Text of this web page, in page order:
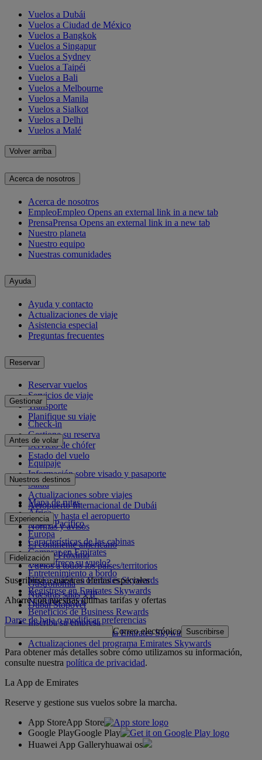
Vuelos a Dubái
Vuelos a Ciudad de México
Vuelos a Bangkok
Vuelos a Singapur
Vuelos a Sydney
Vuelos a Taipéi
Vuelos a Bali
Vuelos a Melbourne
Vuelos a Manila
Vuelos a Sialkot
Vuelos a Delhi
Vuelos a Malé
Volver arriba
Acerca de nosotros
Acerca de nosotros
EmpleoEmpleo Opens an external link in a new tab
PrensaPrensa Opens an external link in a new tab
Nuestro planeta
Nuestro equipo
Nuestras comunidades
Ayuda
Ayuda y contacto
Actualizaciones de viaje
Asistencia especial
Preguntas frecuentes
Reservar
Reservar vuelos
Servicios de viaje
Transporte
Planifique su viaje
Gestionar
Check-in
Gestione su reserva
Servicio de chófer
Estado del vuelo
Antes de volar
Equipaje
Información sobre visado y pasaporte
Salud
Actualizaciones sobre viajes
Aeropuerto Internacional de Dubái
Desde y hasta el aeropuerto
Normas y avisos
Nuestros destinos
Mapa de rutas
África
Asia y Pacífico
Europa
El continente americano
Oriente Próximo
Vuelos a todos los países/territorios
Experiencia
Características de las cabinas
Comprar en Emirates
¿Qué ofrece su vuelo?
Entretenimiento a bordo
Gastronomía
Nuestras salas VIP
Dubai Stopover
Fidelización
Inicie sesión en Emirates Skywards
Regístrese en Emirates Skywards
Nuestros socios
Beneficios de Business Rewards
Inscriba su empresa
Normativa del programa Emirates Skywards
Actualizaciones del programa Emirates Skywards
Suscribirse a nuestras ofertas especiales
Ahorre con nuestras últimas tarifas y ofertas
Darse de baja o modificar preferencias
Correo electrónico Suscribirse
Para obtener más detalles sobre cómo utilizamos su información,
consulte nuestra política de privacidad.
La App de Emirates
Reserve y gestione sus vuelos sobre la marcha.
App StoreApp Store
Google PlayGoogle Play
Huawei App Galleryhuawai os